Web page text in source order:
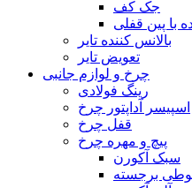
جک کف
با پین قفلی
بالانس کننده تایر
تعویض تایر
چرخ و لوازم جانبی
رینگ فولادی
اسپیسر آداپتور چرخ
قفل چرخ
پیچ و مهره چرخ
سبک آکورن
برجسته